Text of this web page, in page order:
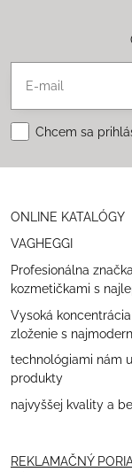
Chcem sa
ONLINE KATALÓGY
VAGHEGGI
Profesionálna
kozmetičkami s
Vysoká
zloženie s
technológiami nám
produkty
najvyššej kvality a
REKLAMAČNÝ